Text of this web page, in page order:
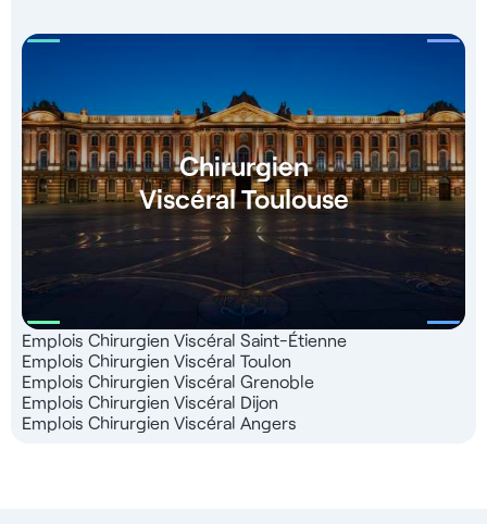
Chirurgien
Viscéral Toulouse
Emplois Chirurgien Viscéral Saint-Étienne
Emplois Chirurgien Viscéral Toulon
Emplois Chirurgien Viscéral Grenoble
Emplois Chirurgien Viscéral Dijon
Emplois Chirurgien Viscéral Angers